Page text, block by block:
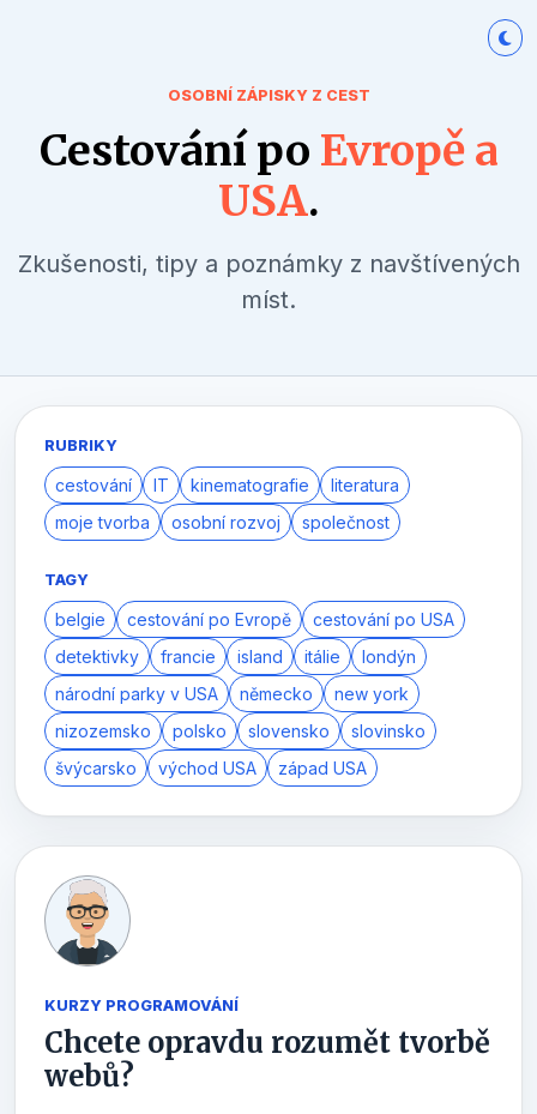
OSOBNÍ ZÁPISKY Z CEST
Cestování po Evropě a
USA.
Zkušenosti, tipy a poznámky z navštívených
míst.
RUBRIKY
cestování IT kinematografie
literatura
moje tvorba
osobní rozvoj společnost
TAGY
belgie cestování po Evropě
cestování po USA
detektivky
francie island itálie
londýn
národní parky v USA
německo
new york
nizozemsko
polsko slovensko
slovinsko
švýcarsko
východ USA západ USA
KURZY PROGRAMOVÁNÍ
Chcete opravdu rozumět tvorbě
webů?